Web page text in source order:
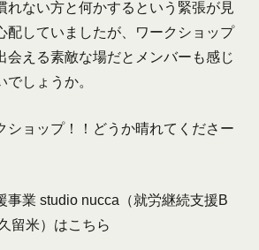
れない方と何かするという緊張が見
配していましたが、ワークショップ
会える素敵な場だとメンバーも感じ
しょうか。
ショップ！！どうか晴れてくださー
事業 studio nucca（就労継続支援B
留米）はこちら